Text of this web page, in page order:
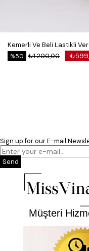
Kemerli Ve Beli Lastikli
₺1.200,00
%50
Sign up for our E-mail
Send
Müşteri